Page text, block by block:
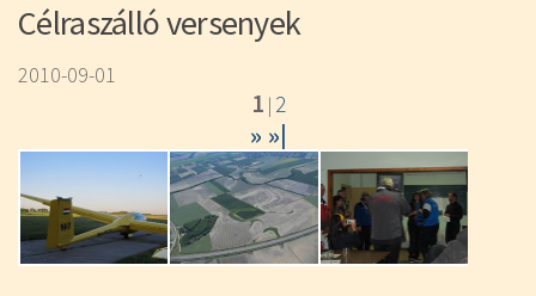
Célraszálló versenyek
2010-09-01
1 | 2
» »|